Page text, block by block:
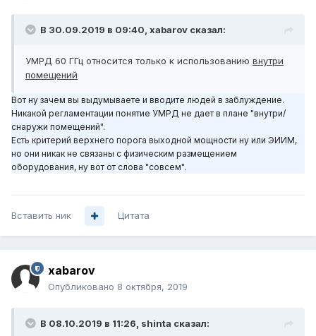
В 30.09.2019 в 09:40, xabarov сказал:
УМРД 60 ГГц относится только к использованию внутри
помещений
Вот ну зачем вы выдумываете и вводите людей в заблуждение.
Никакой регламентации понятие УМРД не дает в плане "внутри/
снаружи помещений".
Есть критерий верхнего порога выходной мощности ну или ЭИИМ,
но они никак не связаны с физическим размещением
оборудования, ну вот от слова "совсем".
Вставить ник Цитата
xabarov
Опубликовано 8 октября, 2019
В 08.10.2019 в 11:26, shinta сказал: